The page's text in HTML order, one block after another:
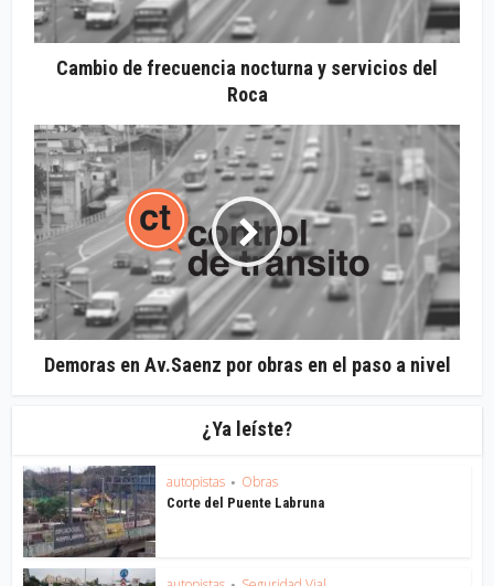
Cambio de frecuencia nocturna y servicios del
Roca
Demoras en Av.Saenz por obras en el paso a nivel
¿Ya leíste?
autopistas • Obras
Corte del Puente Labruna